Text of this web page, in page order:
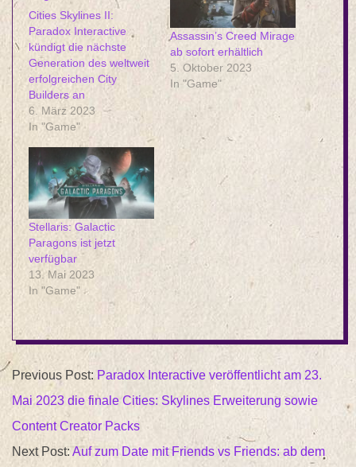
Cities Skylines II:
Paradox Interactive
kündigt die nächste
Generation des weltweit
erfolgreichen City
Builders an
6. März 2023
In "Game"
Assassin’s Creed Mirage
ab sofort erhältlich
5. Oktober 2023
In "Game"
Stellaris: Galactic
Paragons ist jetzt
verfügbar
13. Mai 2023
In "Game"
2023-
05-
13
Previous Post: Paradox Interactive veröffentlicht am 23.
Mai 2023 die finale Cities: Skylines Erweiterung sowie
Content Creator Packs
Next Post: Auf zum Date mit Friends vs Friends: ab dem